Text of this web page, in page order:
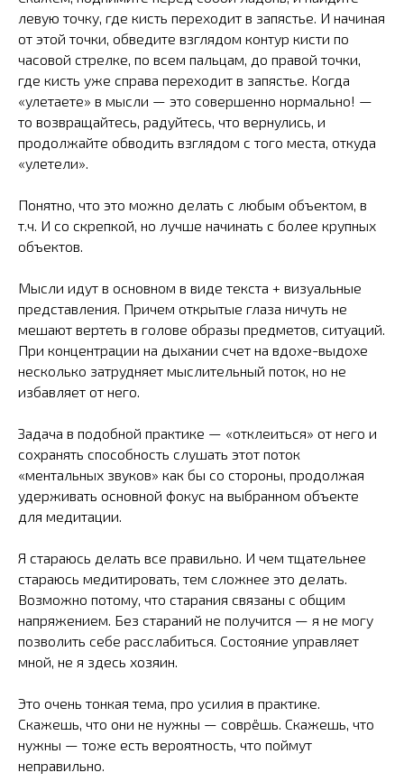
левую точку, где кисть переходит в запястье. И начиная
от этой точки, обведите взглядом контур кисти по
часовой стрелке, по всем пальцам, до правой точки,
где кисть уже справа переходит в запястье. Когда
«улетаете» в мысли — это совершенно нормально! —
то возвращайтесь, радуйтесь, что вернулись, и
продолжайте обводить взглядом с того места, откуда
«улетели».
Понятно, что это можно делать с любым объектом, в
т.ч. И со скрепкой, но лучше начинать с более крупных
объектов.
Мысли идут в основном в виде текста + визуальные
представления. Причем открытые глаза ничуть не
мешают вертеть в голове образы предметов, ситуаций.
При концентрации на дыхании счет на вдохе-выдохе
несколько затрудняет мыслительный поток, но не
избавляет от него.
Задача в подобной практике — «отклеиться» от него и
сохранять способность слушать этот поток
«ментальных звуков» как бы со стороны, продолжая
удерживать основной фокус на выбранном объекте
для медитации.
Я стараюсь делать все правильно. И чем тщательнее
стараюсь медитировать, тем сложнее это делать.
Возможно потому, что старания связаны с общим
напряжением. Без стараний не получится — я не могу
позволить себе расслабиться. Состояние управляет
мной, не я здесь хозяин.
Это очень тонкая тема, про усилия в практике.
Скажешь, что они не нужны — соврёшь. Скажешь, что
нужны — тоже есть вероятность, что поймут
неправильно.